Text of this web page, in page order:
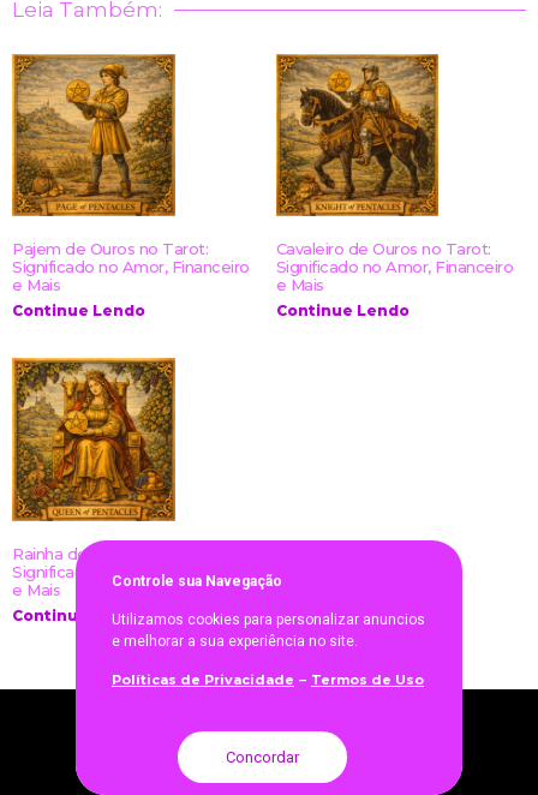
Leia Também:
Pajem de Ouros no Tarot:
Significado no Amor, Financeiro
e Mais
Continue Lendo
Cavaleiro de Ouros no Tarot:
Significado no Amor, Financeiro
e Mais
Continue Lendo
Rainha de Ouros no Tarot:
Significado no Amor, Financeiro
e Mais
Continue Lendo
Controle sua Navegação
Utilizamos cookies para personalizar anuncios
e melhorar a sua experiência no site.
Políticas de Privacidade – Termos de Uso
Concordar